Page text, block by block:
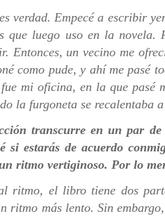
verdad. Empecé a escribir
que luego uso en la novela.
Entonces, un vecino me
como pude, y ahí me pasé
mi oficina, en la que
la furgoneta se recalentaba
transcurre en un par de
si estarás de acuerdo
ritmo vertiginoso. Por lo
ritmo, el libro tiene dos
ritmo más lento. Sin